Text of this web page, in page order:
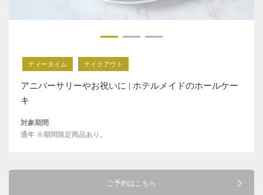
ティータイム テイクアウト
アニバーサリーやお祝いに | ホテルメイドのホールケー
キ
対象期間
通年 ※期間限定商品あり。
ご予約はこちら